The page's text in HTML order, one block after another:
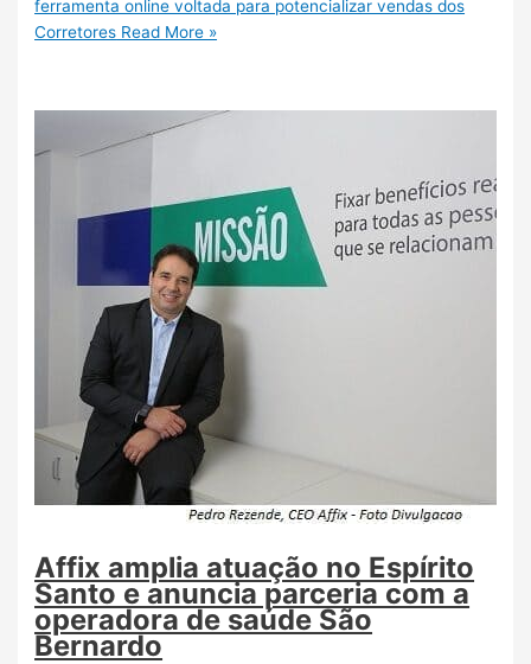
ferramenta online voltada para potencializar vendas dos
Corretores Read More »
Affix amplia atuação no Espírito
Santo e anuncia parceria com a
operadora de saúde São
Bernardo